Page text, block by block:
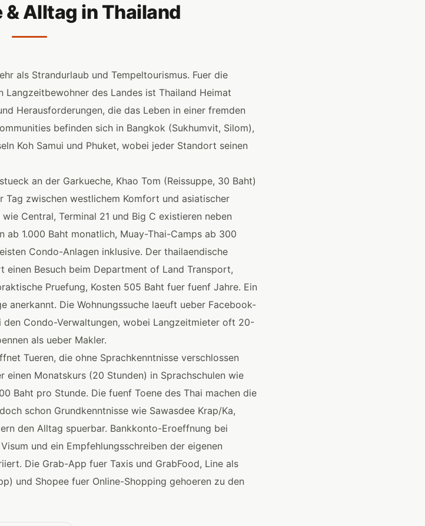
Alltag in Thailand
als Strandurlaub und Tempeltourismus. Fuer die
des Landes ist Thailand Heimat
Herausforderungen, die das Leben in einer fremden
befinden sich in Bangkok (Sukhumvit, Silom),
Koh Samui und Phuket, wobei jeder Standort seinen
an der Garkueche, Khao Tom (Reissuppe, 30 Baht)
zwischen westlichem Komfort und asiatischer
Central, Terminal 21 und Big C existieren neben
1.000 Baht monatlich, Muay-Thai-Camps ab 300
Condo-Anlagen inklusive. Der thailaendische
Besuch beim Department of Land Transport,
Pruefung, Kosten 505 Baht fuer fuenf Jahre. Ein
anerkannt. Die Wohnungssuche laeuft ueber Facebook-
Condo-Verwaltungen, wobei Langzeitmieter oft 20-
als ueber Makler.
Tueren, die ohne Sprachkenntnisse verschlossen
einen Monatskurs (20 Stunden) in Sprachschulen wie
Baht pro Stunde. Die fuenf Toene des Thai machen die
schon Grundkenntnisse wie Sawasdee Krap/Ka,
den Alltag spuerbar. Bankkonto-Eroeffnung bei
und ein Empfehlungsschreiben der eigenen
Die Grab-App fuer Taxis und GrabFood, Line als
und Shopee fuer Online-Shopping gehoeren zu den